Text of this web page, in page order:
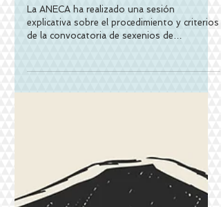
investigación 2022
La ANECA ha realizado una sesión
investigación de 2022...